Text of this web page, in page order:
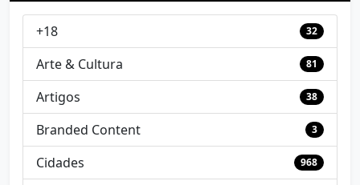
+18 32
Arte & Cultura 81
Artigos 38
Branded Content 3
Cidades 968